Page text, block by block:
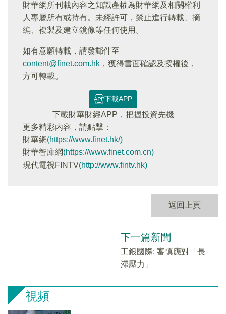
財華網所刊載內容之知識產權為財華網及相關權利
人專屬所有或持有。未經許可，禁止進行轉載、摘
編、複製及建立鏡像等任何使用。
如有意願轉載，請發郵件至
content@finet.com.hk ，獲得書面確認及授權後，
方可轉載。
下載APP
下載財華財經APP，把握投資先機
更多精彩内容，請點擊：
財華網(https://www.finet.hk/)
財華智庫網(https://www.finet.com.cn)
現代電視FINTV(http://www.fintv.hk)
返回上頁
下一篇新聞
工銀國際: 審慎應對「長
滯壓力」
視頻